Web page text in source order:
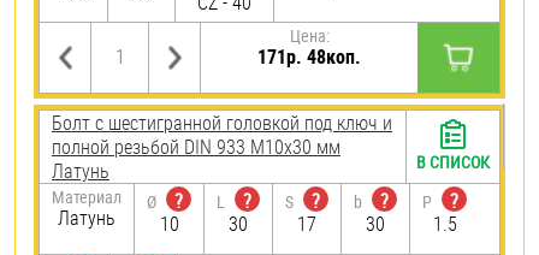
Цена:
171р. 48коп.
Болт с шестигранной головкой под ключ и
полной резьбой DIN 933 М10х30 мм
Латунь
Материал
Латунь
Ø
?
10
L
?
30
S
?
17
b
?
30
P
?
1.5
В СПИСОК